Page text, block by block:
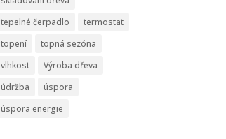
tepelné čerpadlo
termostat
topení
topná sezóna
vlhkost
Výroba dřeva
údržba
úspora
úspora energie